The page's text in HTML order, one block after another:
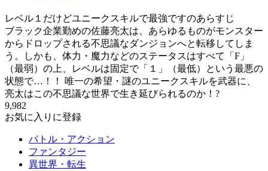
レベル１だけどユニークスキルで最強ですのあらすじ
ブラック企業勤めの佐藤亮太は、あらゆるものがモンスター
からドロップされる不思議なダンジョンへと転移してしま
う。しかも、体力・魔力などのステータスはすべて「F」
（最弱）の上、レベルは固定で「１」（最低）という最悪の
状態で…！！ 唯一の希望・謎のユニークスキルを武器に、
亮太はこの不思議な世界で生き延びられるのか！?
9,982
お気に入りに登録
バトル・アクション
ファンタジー
異世界・転生